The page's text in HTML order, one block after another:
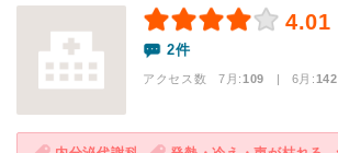
4.01
2件
アクセス数 7月:109 | 6月:142